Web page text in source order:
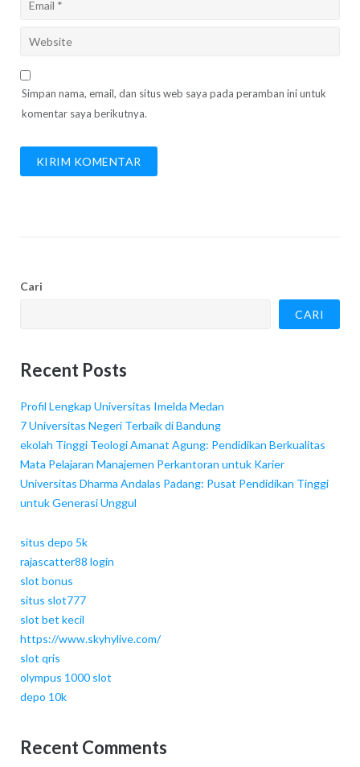
Simpan nama, email, dan situs web saya pada peramban ini untuk
komentar saya berikutnya.
Cari
CARI
Recent Posts
Profil Lengkap Universitas Imelda Medan
7 Universitas Negeri Terbaik di Bandung
ekolah Tinggi Teologi Amanat Agung: Pendidikan Berkualitas
Mata Pelajaran Manajemen Perkantoran untuk Karier
Universitas Dharma Andalas Padang: Pusat Pendidikan Tinggi
untuk Generasi Unggul
situs depo 5k
rajascatter88 login
slot bonus
situs slot777
slot bet kecil
https://www.skyhylive.com/
slot qris
olympus 1000 slot
depo 10k
Recent Comments